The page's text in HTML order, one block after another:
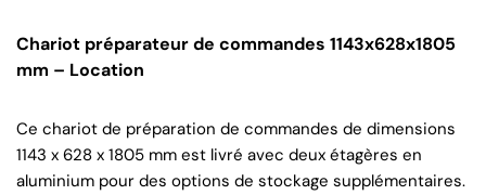
Chariot préparateur de commandes 1143x628x1805
mm – Location
Ce chariot de préparation de commandes de dimensions
1143 x 628 x 1805 mm est livré avec deux étagères en
aluminium pour des options de stockage supplémentaires.